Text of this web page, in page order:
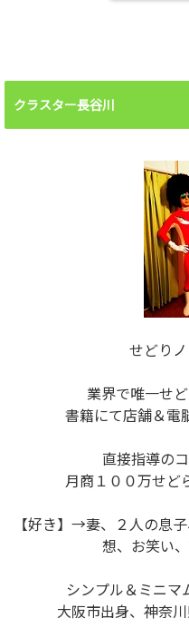
クラスター長谷川
せどり
業界で唯一せ
書籍にて店舗＆電
直接指導の
月商１００万せど
【好き】→妻、２人の息
想、お笑い
シンプル＆ミニマ
大阪市出身、神奈